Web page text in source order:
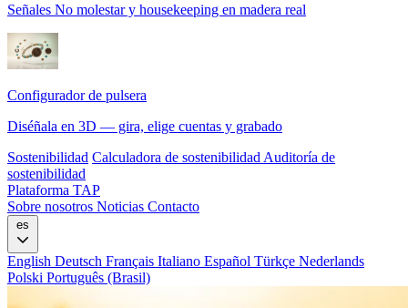
Señales No molestar y housekeeping en madera real
Configurador de pulsera
Diséñala en 3D — gira, elige cuentas y grabado
Sostenibilidad Calculadora de sostenibilidad Auditoría de
sostenibilidad
Plataforma TAP
Sobre nosotros Noticias Contacto
es
English Deutsch Français Italiano Español Türkçe Nederlands
Polski Português (Brasil)